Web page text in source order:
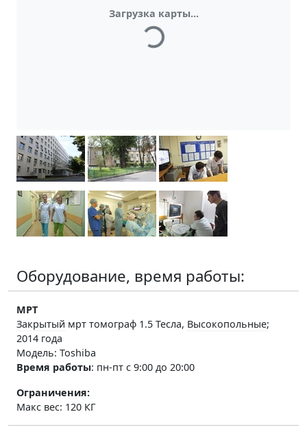
Загрузка карты...
Оборудование, время работы:
МРТ
Закрытый мрт томограф 1.5 Тесла, Высокопольные;
2014 года
Модель: Toshiba
Время работы: пн-пт с 9:00 до 20:00
Ограничения:
Макс вес: 120 КГ